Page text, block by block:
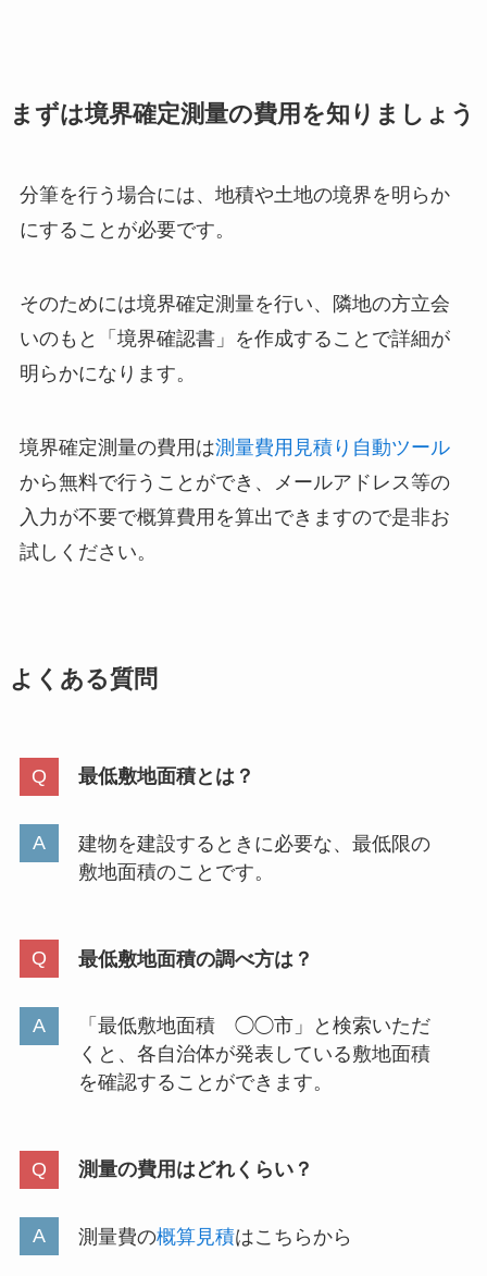
まずは境界確定測量の費用を知りましょう
分筆を行う場合には、地積や土地の境界を明らか
にすることが必要です。
そのためには境界確定測量を行い、隣地の方立会
いのもと「境界確認書」を作成することで詳細が
明らかになります。
境界確定測量の費用は測量費用見積り自動ツール
から無料で行うことができ、メールアドレス等の
入力が不要で概算費用を算出できますので是非お
試しください。
よくある質問
最低敷地面積とは？
建物を建設するときに必要な、最低限の
敷地面積のことです。
最低敷地面積の調べ方は？
「最低敷地面積 ◯◯市」と検索いただ
くと、各自治体が発表している敷地面積
を確認することができます。
測量の費用はどれくらい？
測量費の概算見積はこちらから